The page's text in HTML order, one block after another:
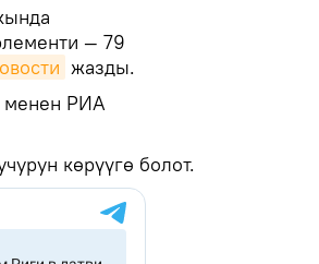
— 79
жазды.
менен РИА
көрүүгө болот.